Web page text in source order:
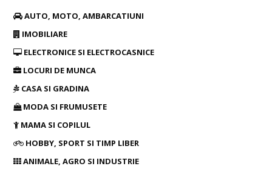
AUTO, MOTO, AMBARCATIUNI
IMOBILIARE
ELECTRONICE SI ELECTROCASNICE
LOCURI DE MUNCA
CASA SI GRADINA
MODA SI FRUMUSETE
MAMA SI COPILUL
HOBBY, SPORT SI TIMP LIBER
ANIMALE, AGRO SI INDUSTRIE